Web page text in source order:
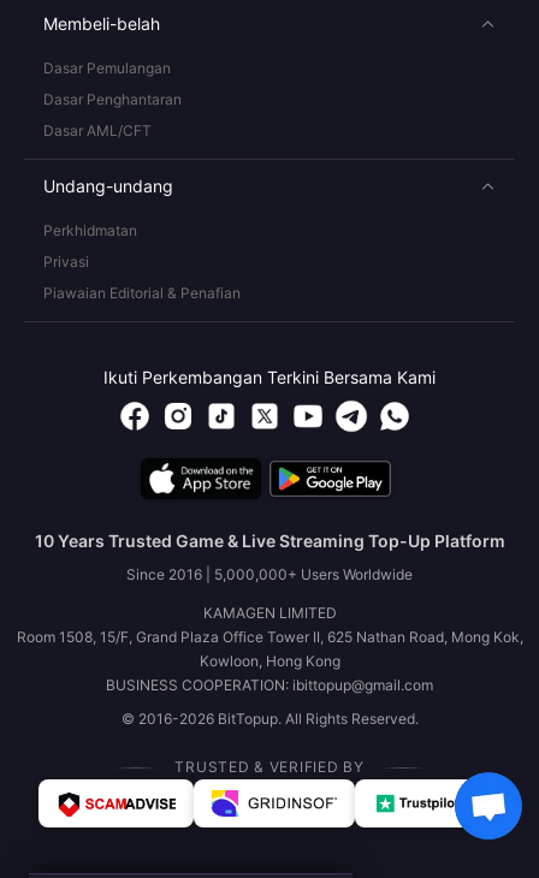
Membeli-belah
Dasar Pemulangan
Dasar Penghantaran
Dasar AML/CFT
Undang-undang
Perkhidmatan
Privasi
Piawaian Editorial & Penafian
Ikuti Perkembangan Terkini Bersama Kami
10 Years Trusted Game & Live Streaming Top-Up Platform
Since 2016 | 5,000,000+ Users Worldwide
KAMAGEN LIMITED
Room 1508, 15/F, Grand Plaza Office Tower II, 625 Nathan Road, Mong Kok,
Kowloon, Hong Kong
BUSINESS COOPERATION: ibittopup@gmail.com
© 2016-2026 BitTopup. All Rights Reserved.
TRUSTED & VERIFIED BY